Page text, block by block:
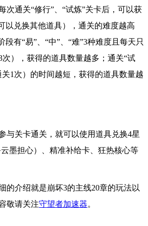
次通关“修行”、“试炼”关卡后，可以获
以兑换其他道具），通关的难度越高
段有“易”、“中”、“难”3种难度且每天只
），获得的道具数量越多；通关“试
1次）的时间越短，获得的道具数量越
与关卡通关，就可以使用道具兑换4星
墨担心）、精准补给卡、狂热核心等
的介绍就是崩坏3的主线20章的玩法以
敬请关注守望者加速器。